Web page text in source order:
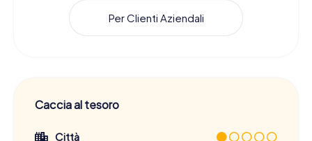
Per Clienti Aziendali
Caccia al tesoro
Città